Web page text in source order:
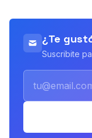
¿Te
Suscribite